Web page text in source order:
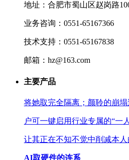
地址：合肥市蜀山区赵岗路
业务咨询：0551-65167366
技术支持：0551-65167838
邮箱：hz@163.com
主要产品
将她取完全隔离；颜聆的崩
户可一键启用行业专属的“一
让其正在不知不觉中削减本
AI取硬件的连系